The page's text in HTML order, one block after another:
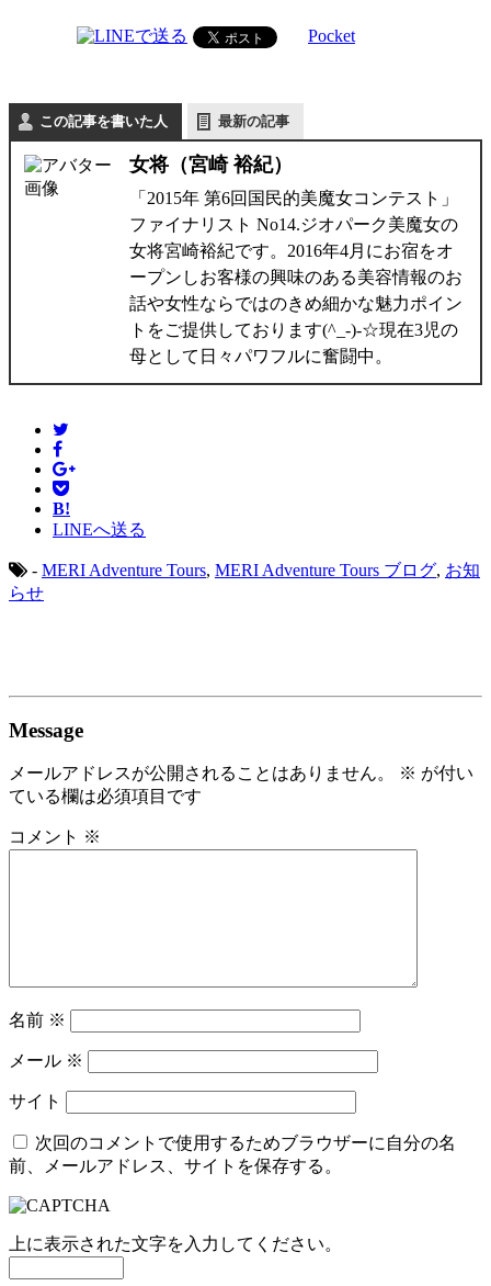
Pocket
この記事を書いた人 最新の記事
女将（宮崎 裕紀）
「2015年 第6回国民的美魔女コンテスト」
ファイナリスト No14.ジオパーク美魔女の
女将宮崎裕紀です。2016年4月にお宿をオ
ープンしお客様の興味のある美容情報のお
話や女性ならではのきめ細かな魅力ポイン
トをご提供しております(^_-)-☆現在3児の
母として日々パワフルに奮闘中。
B!
LINEへ送る
- MERI Adventure Tours, MERI Adventure Tours ブログ, お知
らせ
Message
メールアドレスが公開されることはありません。 ※ が付い
ている欄は必須項目です
コメント ※
名前 ※
メール ※
サイト
次回のコメントで使用するためブラウザーに自分の名
前、メールアドレス、サイトを保存する。
上に表示された文字を入力してください。